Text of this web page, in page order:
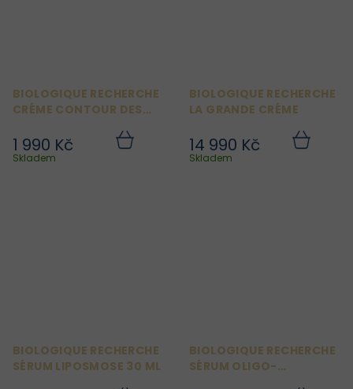
BIOLOGIQUE RECHERCHE
CRÉME CONTOUR DES
1 990 Kč
Skladem
BIOLOGIQUE RECHERCHE
LA GRANDE CRÉME
14 990 Kč
Skladem
BIOLOGIQUE RECHERCHE
SÉRUM LIPOSMOSE 30 ML
BIOLOGIQUE RECHERCHE
SÉRUM OLIGO-